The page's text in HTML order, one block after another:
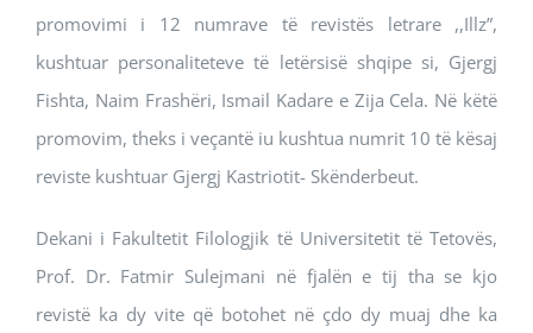
promovimi i 12 numrave të revistës letrare ,,Illz”,
kushtuar personaliteteve të letërsisë shqipe si, Gjergj
Fishta, Naim Frashëri, Ismail Kadare e Zija Cela. Në këtë
promovim, theks i veçantë iu kushtua numrit 10 të kësaj
reviste kushtuar Gjergj Kastriotit- Skënderbeut.
Dekani i Fakultetit Filologjik të Universitetit të Tetovës,
Prof. Dr. Fatmir Sulejmani në fjalën e tij tha se kjo
revistë ka dy vite që botohet në çdo dy muaj dhe ka